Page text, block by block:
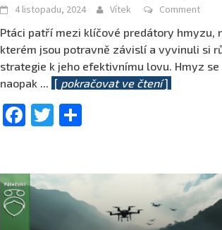
4 listopadu, 2024 Vítek Comment
Ptáci patří mezi klíčové predátory hmyzu,
kterém jsou potravně závislí a vyvinuli si
strategie k jeho efektivnímu lovu. Hmyz se
naopak ... [ pokračovat ve čtení]
Facebook
Twitter